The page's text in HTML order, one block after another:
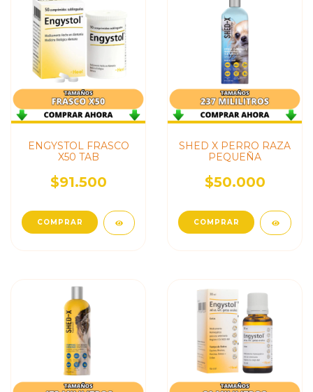
ENGYSTOL FRASCO
X50 TAB
$91.500
SHED X PERRO RAZA
PEQUEÑA
$50.000